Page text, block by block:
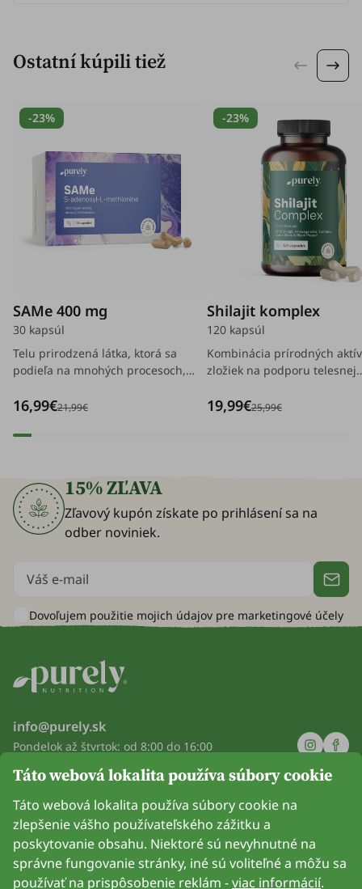
Táto webová lokalita používa súbory cookie
Táto webová lokalita používa súbory cookie na
zlepšenie vášho používateľského zážitku a
poskytovanie obsahu. Niektoré sú nevyhnutné na
správne fungovanie stránky, iné sú voliteľné a môžu sa
používať na prispôsobenie reklám -viac informácií.
Ostatní kúpili tiež
-23%
SAMe 400 mg
30 kapsúl
Telu prirodzená látka, ktorá sa
podieľa na mnohých procesoch,
rovnováhy tela a mysle.
16,99€21,99€
-23%
Shilajit komplex
120 kapsúl
Kombinácia prírodných
zložiek na podporu telesnej
umožňuje ľahšie zvládanie
19,99€25,99€
15% ZĽAVA
Zľavový kupón získate po prihlásení sa na
odber noviniek.
Dovoľujem použitie mojich údajov pre marketingové účely
info@purely.sk
Pondelok až štvrtok: od 8:00 do 16:00
Informácie
Pripoj sa k nám